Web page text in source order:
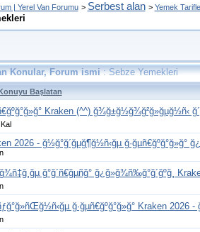
| Yerel Van Forumu > Serbest alan > Yemek
Konular, Forum ismi: Sebze Yemekleri
Başlatan
Kraken (^^) ğ¾ğ±ğ½ğ¾ğ²ğ»ğµğ½ñ‹
2026 - ğ½ğ°ğ´ğµğ¶ğ½ñ‹ğµ ğ·ğµñ€ğºğ°ğ»ğ°
ğ°ğ´ñ€ğµñğ° ğ¿ğ»ğ¾ñ‰ğ°ğ´ğºğ¸
ğ·ğµñ€ğºğ°ğ»ğ° Kraken 2026 -